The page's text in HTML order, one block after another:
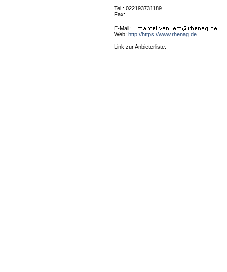
Tel.: 022193731189
Fax:
E-Mail:
Web: http://https://www.rhenag.de
Link zur Anbieterliste: